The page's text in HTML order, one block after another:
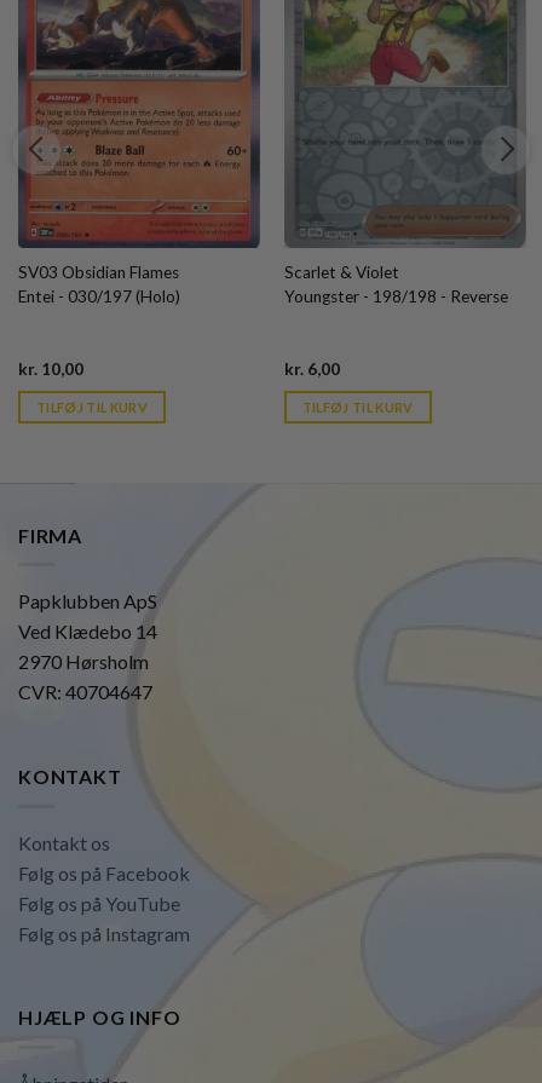
SV03 Obsidian Flames
Entei - 030/197 (Holo)
kr. 10,00Current
is:
kr. 39,95.
TILFØJ TIL KURV
Scarlet & Violet
Youngster - 198/198 - Reverse
kr.6,00Current
is:
kr. 39,95.
TILFØJ TIL KURV
FIRMA
Papklubben ApS
Ved Klædebo 14
2970 Hørsholm
CVR: 40704647
KONTAKT
Kontakt os
Følg os på Facebook
Følg os på YouTube
Følg os på Instagram
HJÆLP OG INFO